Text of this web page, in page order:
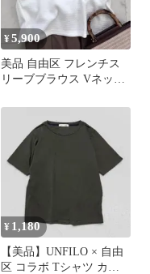
¥5,900
美品 自由区 フレンチス
リーブブラウス Vネック
製
¥ 1,180
【美品】UNFILO × 自由
区 コラボ Tシャツ カー